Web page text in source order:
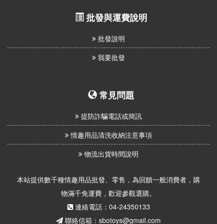
批發與運費說明
批發說明
我要批發
常見問題
提防詐騙電話或簡訊
情趣用品清洗收納注意事項
物流出貨時間說明
本站提供數千種情趣用品批發、零售，為回饋一般消費者，購
物滿千免運費，歡迎參觀選購。
連絡電話：04-24350133
聯絡信箱：sbotoys@gmail.com